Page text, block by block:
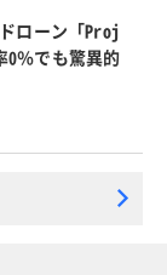
ローン「Proj
％でも驚異的